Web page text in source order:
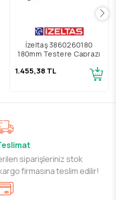
İzeltaş 3860260180
180mm Testere Çaprazı
1.455,38 TL
siparişleriniz stok
firmasına teslim edilir!